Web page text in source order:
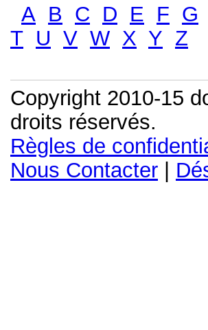
A B C D E F G
T U V W X Y Z
Copyright 2010-15
droits réservés.
Règles de
Nous Contacter